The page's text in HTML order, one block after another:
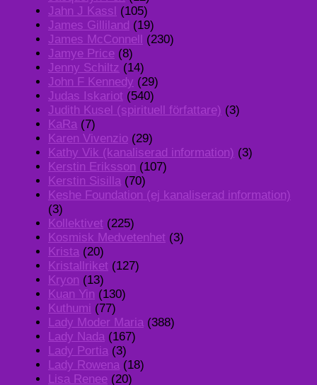
Jahn J Kassl (105)
James Gilliland (19)
James McConnell (230)
Jamye Price (8)
Jenny Schiltz (14)
John F Kennedy (29)
Judas Iskariot (540)
Judith Kusel (spirituell författare) (3)
KaRa (7)
Karen Vivenzio (29)
Kathy Vik (kanaliserad information) (3)
Kerstin Eriksson (107)
Kerstin Sisilla (70)
Keshe Foundation (ej kanaliserad information)
(3)
Kollektivet (225)
Kosmisk Medvetenhet (3)
Krista (20)
Kristallriket (127)
Kryon (13)
Kuan Yin (130)
Kuthumi (77)
Lady Moder Maria (388)
Lady Nada (167)
Lady Portia (3)
Lady Rowena (18)
Lisa Renee (20)